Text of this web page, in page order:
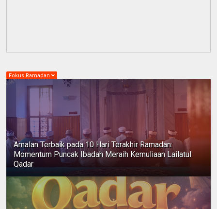
Fokus Ramadan
Amalan Terbaik pada 10 Hari Terakhir Ramadan:
Momentum Puncak Ibadah Meraih Kemuliaan Lailatul
Qadar